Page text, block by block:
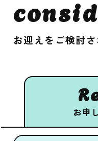
お迎えをご検討
お申